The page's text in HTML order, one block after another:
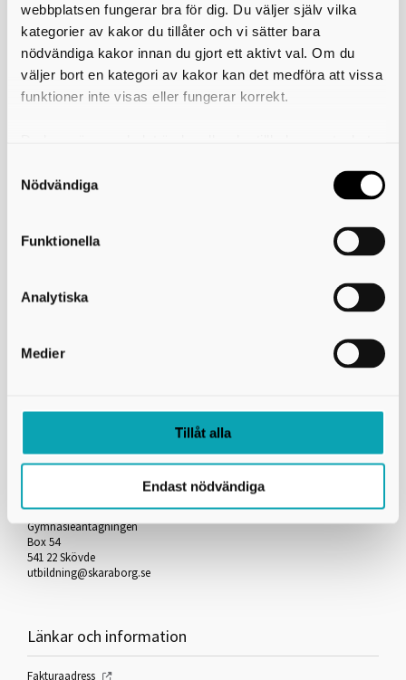
webbplatsen fungerar bra för dig. Du väljer själv vilka
kategorier av kakor du tillåter och vi sätter bara
nödvändiga kakor innan du gjort ett aktivt val. Om du
väljer bort en kategori av kakor kan det medföra att vissa
funktioner inte visas eller fungerar korrekt.
användning av kakor som du hittar längst ner på sidan
Nödvändiga
Funktionella
Analytiska
Medier
Tillåt alla
Endast nödvändiga
*Ämne
*Meddelande
Kontakta oss
Skaraborgs Kommunalförbund
Gymnasieantagningen
Box 54
541 22 Skövde
utbildning@skaraborg.se
Länkar och information
Fakturaadress